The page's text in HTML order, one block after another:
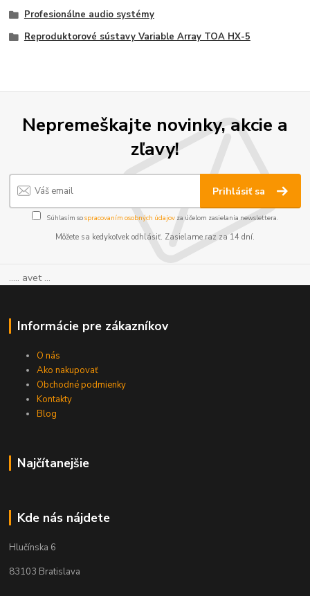
Profesionálne audio systémy
Reproduktorové sústavy Variable Array TOA HX-5
Nepremeškajte novinky, akcie a
zľavy!
Prihlásiť sa
Súhlasím sospracovaním osobných údajov za účelom zasielania newslettera.
Môžete sa kedykoľvek odhlásiť. Zasielame raz za 14 dní.
..... avet ...
Informácie pre zákazníkov
O nás
Ako nakupovať
Obchodné podmienky
Kontakty
Blog
Najčítanejšie
Kde nás nájdete
Hlučínska 6
83103 Bratislava